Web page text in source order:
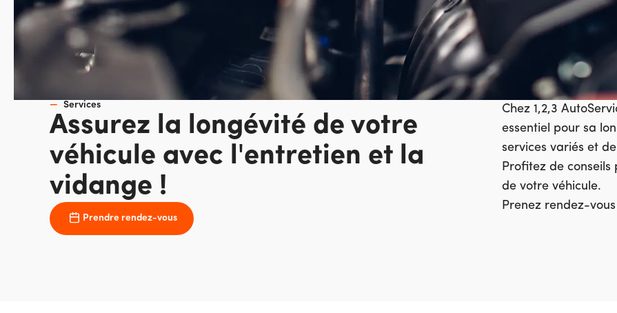
Services
Assurez la longévité de votre
véhicule avec l'entretien et la
vidange !
Prendre rendez-vous
Chez 1,2,3
essentiel pour sa
services variés et
Profitez de
de votre véhicule.
Prenez rendez-